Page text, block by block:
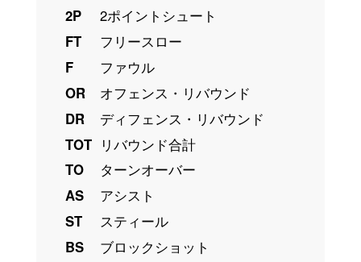
2P
2ポイントシュート
FT
フリースロー
F
ファウル
OR
オフェンス・リバウンド
DR
ディフェンス・リバウンド
TOT リバウンド合計
TO
ターンオーバー
AS
アシスト
ST
スティール
BS
ブロックショット